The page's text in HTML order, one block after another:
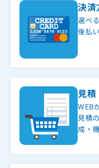
決済
選べ
後払
見積
WEB
見積
成・